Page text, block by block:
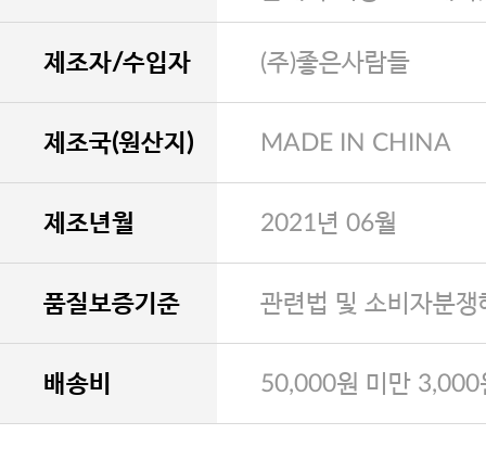
제조자/수입자 (주)좋은사람들
제조국(원산지) MADE IN CHINA
제조년월 2021년 06월
품질보증기준 관련법 및 소비자분
배송비 50,000원 미만 3,000